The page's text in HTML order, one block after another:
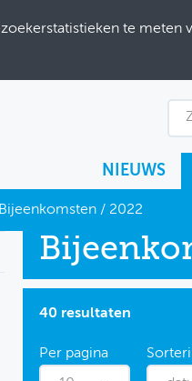
te meten
NIEUWS
Bijeenkomsten/ 2022
40 resultaten